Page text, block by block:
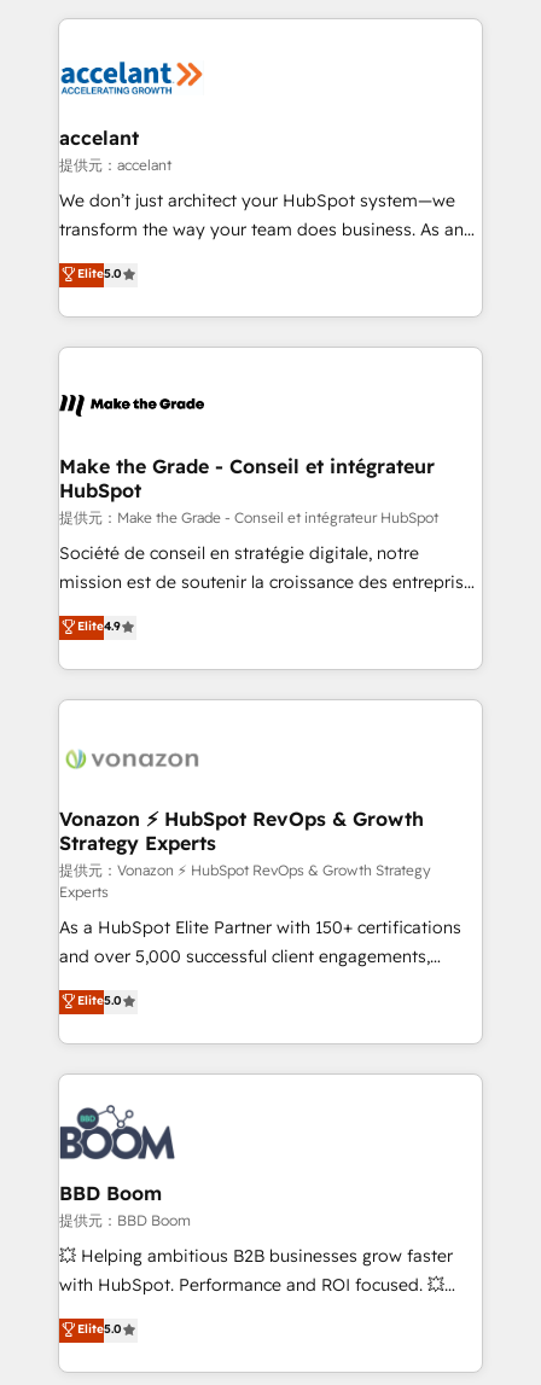
vos processus, la fiabilisation de vos données et
la plateforme. Nos domaines d'intervention : -
& reprise de données - Stratégie RevOps &
alignement Marketing / Sales - Data, reporting &
tableaux de bord - Onboarding, audit &
optimisation - Intégrations métiers (ERP, téléphonie,
changement Nous intervenons auprès des PME, ETI
et grandes entreprises en France et à l'international,
& logistique.
accelant
提供元：accelant
We don’t just architect your HubSpot system—we
transform the way your team does business. As an
Elite HubSpot Solutions Partner, we specialize in
creating tailored, end-to-end CRM solutions that
accelerate growth, improve operational efficiency,
and ensure faster time to value on HubSpot. What
day one, our team takes the time to deeply
strategies that deliver impactful results. Our mission
is to empower you to unlock HubSpot’s full potential
—faster. Through expert training, unmatched
responsiveness, and ongoing support, we equip
your team to adopt new systems with confidence
customer engagement.
Elite5.0
Make the Grade - Conseil et intégrateur
HubSpot
提供元：Make the Grade - Conseil et intégrateur HubSpot
Société de conseil en stratégie digitale, notre
mission est de soutenir la croissance des entreprises
B2B à travers l’acquisition de nouveaux clients,
l'intégration CRM et le développement des revenus
auprès de vos comptes existants. En France et à
l'international, nous travaillons avec des ETI
delà d’une simple transformation digitale et des
➤ L’intégration de CRM et de méthodologie RevOps
pour aligner les équipes marketing, commerciales et
support client (data migration, synchronisation API,
audit et maintenance) ➤ La création de sites internet
de conversion qui transforment les visiteurs en
opportunités d'affaires ➤ La mise en place de
stratégies d'acquisition marketing (SEO, SEA,
inbound, automatisation marketing, ABM, IA,
emailing) Informations clés : - 10 ans d'expérience -
100+ intégrations CRM HubSpot réussies - 40
experts conseil - 150 certifications HubSpot
cumulées
Elite4.9
Vonazon ⚡ HubSpot RevOps & Growth
Strategy Experts
提供元：Vonazon ⚡ HubSpot RevOps & Growth Strategy
Experts
As a HubSpot Elite Partner with 150+ certifications
and over 5,000 successful client engagements,
Vonazon turns marketing complexity into
measurable, scalable growth. From onboarding to
enterprise-grade campaigns, our in-house team
builds scalable strategies that drive long-term
revenue. ⚙️ HubSpot Integration & Optimization •
Seamless CRM, CMS, and automation setup •
Complex platform migrations and data cleanups •
Custom APIs and third-party integrations 📈 End-to-
End Revenue Acceleration • Lifecycle marketing and
pipeline growth programs • Sales enablement tools
and CRM optimization • Retention strategies with
Execution • 750+ onboardings and 2,000+
implementations • Deep expertise across marketing,
Elite5.0
BBD Boom
提供元：BBD Boom
💥 Helping ambitious B2B businesses grow faster
with HubSpot. Performance and ROI focused. 💥
BBD Boom is the HubSpot partner that can help you
to HubSpot Better. We work with your teams to
solve all your HubSpot challenges and improve user
Elite5.0